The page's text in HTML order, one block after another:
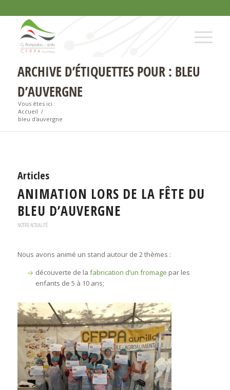
ARCHIVE D’ÉTIQUETTES POUR : BLEU
D’AUVERGNE
Vous êtes ici :
Accueil /
bleu d'auvergne
Articles
ANIMATION LORS DE LA FÊTE DU
BLEU D’AUVERGNE
NOTRE ACTUALITÉ
Nous avons animé un stand autour de 2 thèmes :
découverte de la fabrication d’un fromage par les
enfants de 5 à 10 ans;